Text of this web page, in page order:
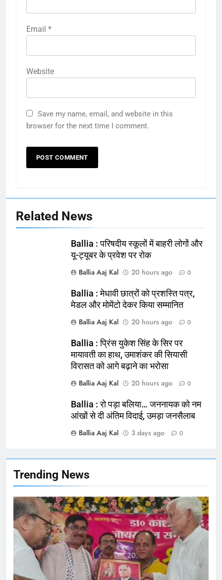
Trending News
Ballia : न्याय की मांग: सड़क पर उतरे
Ballia : बलिया बलिदान दिवस के मौके पर
NATIONAL बलिया
166
Ballia : कर्ज के बोझ तले दबे कारोबारी ने
फांसी लगाकर दी जान
NATIONAL बलिया
167
Ballia : थैंक्यू बलिया पुलिस: पीड़िता को
मिले 1.38 लाख रूपये
Email *
Website
Save my name, email, and website in this
browser for the next time I comment.
Related News
Ballia : परिषदीय स्कूलों में बाहरी लोगों और
यू-ट्यूबर के प्रवेश पर रोक
Ballia Aaj Kal
20 hours ago 0
Ballia : मेधावी छात्रों को प्रशस्ति पत्र,
मेडल और मोमेंटो देकर किया सम्मानित
Ballia Aaj Kal
20 hours ago 0
Ballia : प्रिंस युकेश सिंह के सिर पर
मायावती का हाथ, उमाशंकर की सियासी
विरासत को आगे बढ़ाने का भरोसा
Ballia Aaj Kal
20 hours ago 0
Ballia : रो पड़ा बलिया… जननायक को नम
आंखों से दी अंतिम विदाई, उमड़ा जनसैलाब
Ballia Aaj Kal
3 days ago 0